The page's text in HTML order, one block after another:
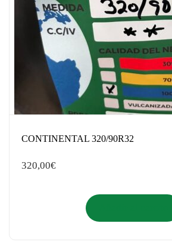
CONTINENTAL 320/90R32
320,00€